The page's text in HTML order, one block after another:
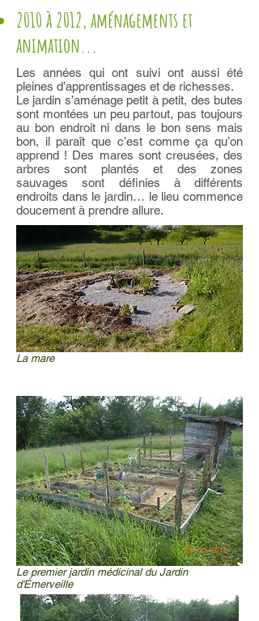
2010 à 2012, aménagements et
animation...
Les années qui ont suivi ont aussi été
pleines d’apprentissages et de richesses.
Le jardin s’aménage petit à petit, des butes
sont montées un peu partout, pas toujours
au bon endroit ni dans le bon sens mais
bon, il paraît que c’est comme ça qu’on
apprend ! Des mares sont creusées, des
arbres sont plantés et des zones
sauvages sont définies à différents
endroits dans le jardin… le lieu commence
doucement à prendre allure.
La mare
Le premier jardin médicinal du Jardin
d'Émerveille